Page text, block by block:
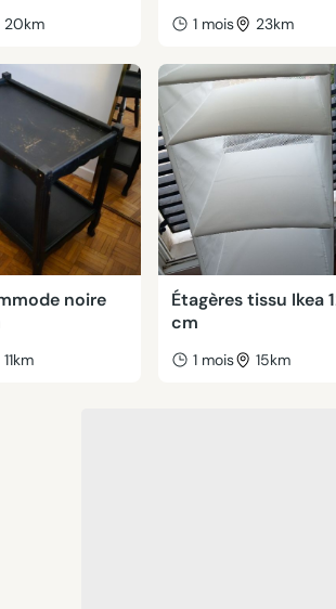
20km 1 mois 23km
noire
11km
Étagères tissu Ikea
cm
1 mois 15km